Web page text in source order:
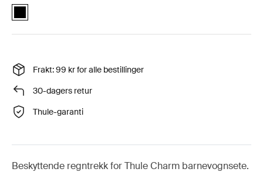
Thule Charm rain cover Svart (selected)
Frakt: 99 kr for alle bestillinger
30-dagers retur
Thule-garanti
Beskyttende regntrekk for Thule Charm barnevognsete.